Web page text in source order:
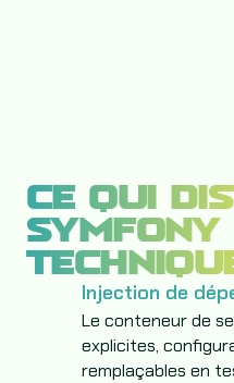
CE QUI
SYMFONY
Injection de
Le conteneur de
explicites,
remplaçables en